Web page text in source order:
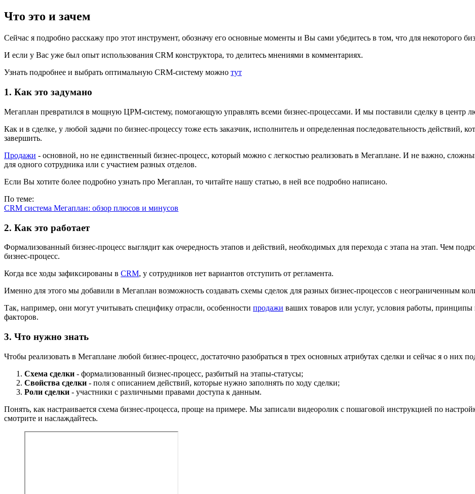
Что это и зачем
Сейчас я подробно расскажу про этот инструмент, обозначу его основные моменты и Вы сами убедитесь в том, что для некоторого
И если у Вас уже был опыт использования CRM конструктора, то делитесь мнениями в комментариях.
Узнать подробнее и выбрать оптимальную CRM-систему можно тут
1. Как это задумано
Мегаплан превратился в мощную ЦPM-систему, помогающую управлять всеми бизнес-процессами. И мы поставили сделку в центр
Как и в сделке, у любой задачи по бизнес-процессу тоже есть заказчик, исполнитель и определенная последовательность действий,
завершить.
Продажи - основной, но не единственный бизнес-процесс, который можно с легкостью реализовать в Мегаплане. И не важно,
для одного сотрудника или с участием разных отделов.
Если Вы хотите более подробно узнать про Мегаплан, то читайте нашу статью, в ней все подробно написано.
По теме:
CRM система Мегаплан: обзор плюсов и минусов
2. Как это работает
Формализованный бизнес-процесс выглядит как очередность этапов и действий, необходимых для перехода с этапа на этап. Чем
бизнес-процесс.
Когда все ходы зафиксированы в CRM, у сотрудников нет вариантов отступить от регламента.
Именно для этого мы добавили в Мегаплан возможность создавать схемы сделок для разных бизнес-процессов с неограниченным
Так, например, они могут учитывать специфику отрасли, особенности продажи ваших товаров или услуг, условия работы,
факторов.
3. Что нужно знать
Чтобы реализовать в Мегаплане любой бизнес-процесс, достаточно разобраться в трех основных атрибутах сделки и сейчас я о них
Схема сделки - формализованный бизнес-процесс, разбитый на этапы-статусы;
Свойства сделки - поля с описанием действий, которые нужно заполнять по ходу сделки;
Роли сделки - участники с различными правами доступа к данным.
Понять, как настраивается схема бизнес-процесса, проще на примере. Мы записали видеоролик с пошаговой инструкцией по
смотрите и наслаждайтесь.